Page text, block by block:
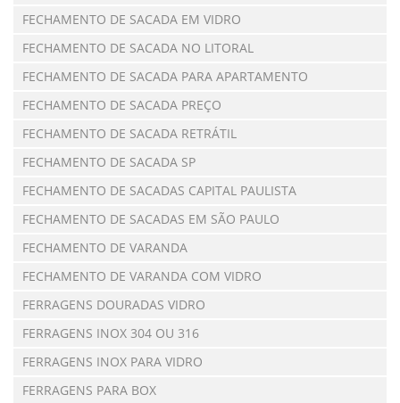
FECHAMENTO DE SACADA EM VIDRO
FECHAMENTO DE SACADA NO LITORAL
FECHAMENTO DE SACADA PARA APARTAMENTO
FECHAMENTO DE SACADA PREÇO
FECHAMENTO DE SACADA RETRÁTIL
FECHAMENTO DE SACADA SP
FECHAMENTO DE SACADAS CAPITAL PAULISTA
FECHAMENTO DE SACADAS EM SÃO PAULO
FECHAMENTO DE VARANDA
FECHAMENTO DE VARANDA COM VIDRO
FERRAGENS DOURADAS VIDRO
FERRAGENS INOX 304 OU 316
FERRAGENS INOX PARA VIDRO
FERRAGENS PARA BOX